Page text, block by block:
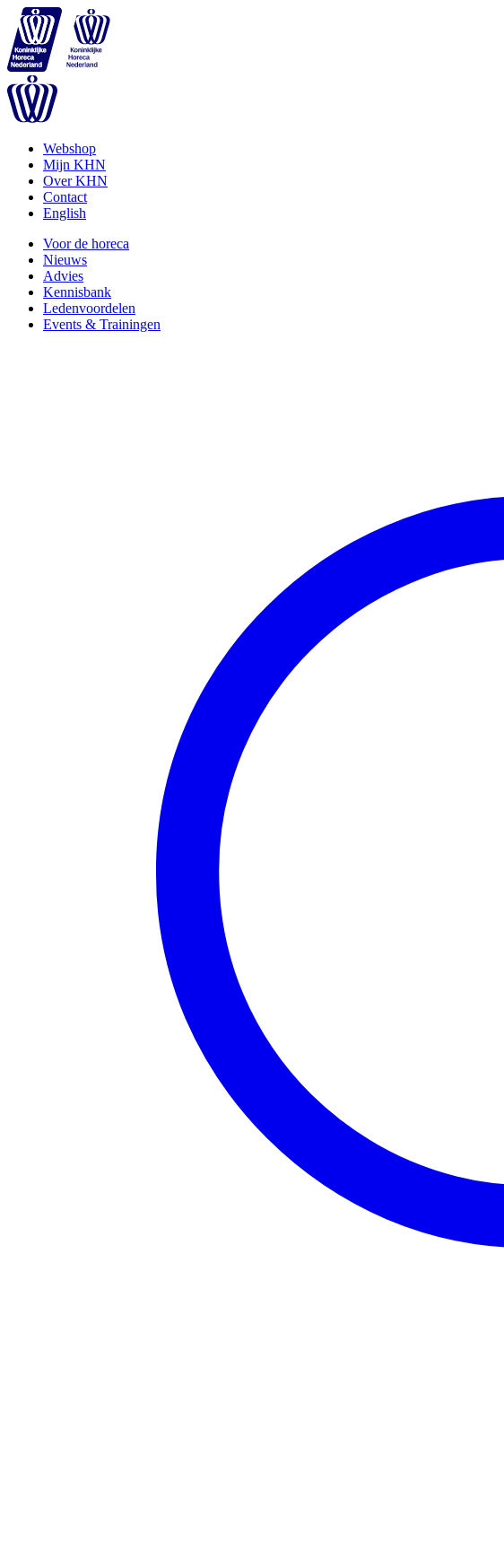
Webshop
Mijn KHN
Over KHN
Contact
English
Voor de horeca
Nieuws
Advies
Kennisbank
Ledenvoordelen
Events & Trainingen